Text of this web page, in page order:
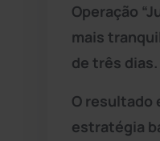
Operação
mais
de três dias.
O resultado
estratégia